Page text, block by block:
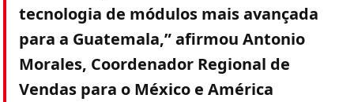
tecnologia de módulos mais avançada
para a Guatemala,” afirmou Antonio
Morales, Coordenador Regional de
Vendas para o México e América